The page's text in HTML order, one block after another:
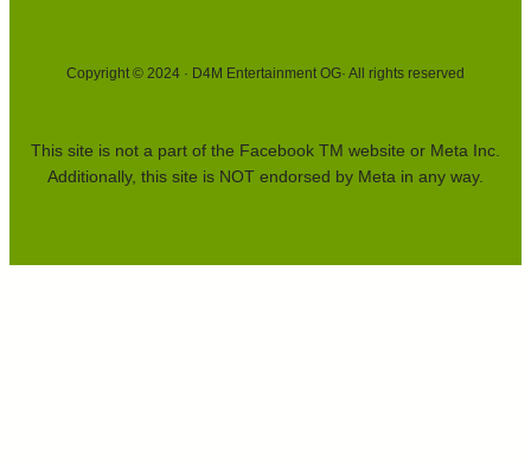
Copyright © 2024 · D4M Entertainment OG· All rights reserved
This site is not a part of the Facebook TM website or Meta Inc.
Additionally, this site is NOT endorsed by Meta in any way.